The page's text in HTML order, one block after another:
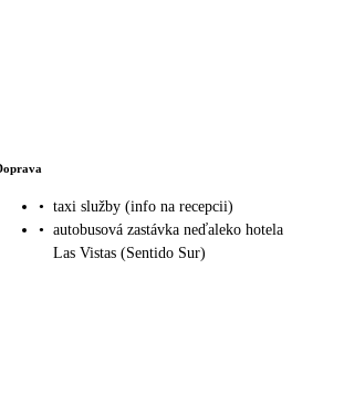
• taxi služby (info na recepcii)
• autobusová zastávka neďaleko hotela
Las Vistas (Sentido Sur)